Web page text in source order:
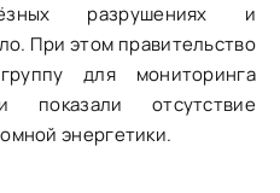
разрушениях и
При этом правительство
для мониторинга
показали отсутствие
энергетики.